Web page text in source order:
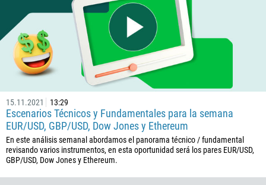
15.11.2021 13:29
Escenarios Técnicos y Fundamentales para la semana
EUR/USD, GBP/USD, Dow Jones y Ethereum
En este análisis semanal abordamos el panorama técnico / fundamental
revisando varios instrumentos, en esta oportunidad será los pares EUR/USD,
GBP/USD, Dow Jones y Ethereum.
1767
1809
240
291
372
251